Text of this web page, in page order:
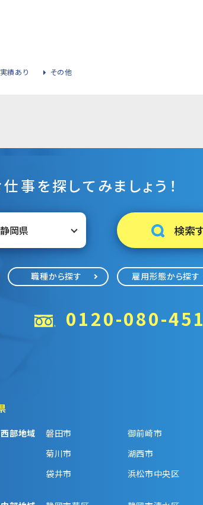
績あり その他
事を探してみましょう！
職種から探す 雇用形態から探す
0120-080-451
部地域 磐田市 御前崎市
菊川市
湖西市
袋井市
浜松市中央区